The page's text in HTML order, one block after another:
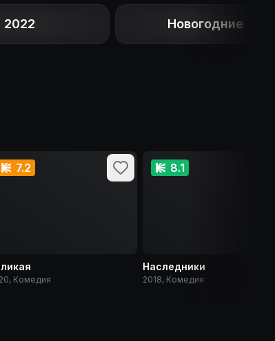
2022 Новогодние
7.2
Комедия
8.1
Наследники
2018, Комедия